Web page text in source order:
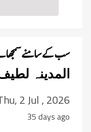
سب کے سامنے
المدینہ لطیف
2 Jul , 2026
35 days ago